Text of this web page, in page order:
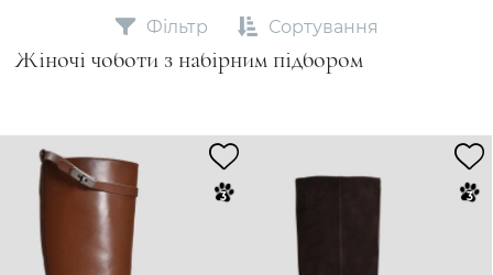
Жіночі чоботи з набірним підбором
Фільтр Сортування